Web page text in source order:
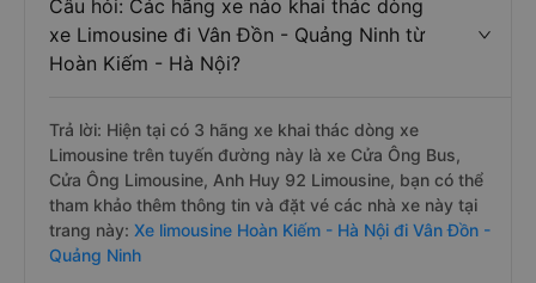
Câu hỏi: Các hãng xe nào khai thác dòng
xe Limousine đi Vân Đồn - Quảng Ninh từ
Hoàn Kiếm - Hà Nội?
Trả lời: Hiện tại có 3 hãng xe khai thác dòng xe
Limousine trên tuyến đường này là xe Cửa Ông Bus,
Cửa Ông Limousine, Anh Huy 92 Limousine, bạn có thể
tham khảo thêm thông tin và đặt vé các nhà xe này tại
trang này: Xe limousine Hoàn Kiếm - Hà Nội đi Vân Đồn -
Quảng Ninh